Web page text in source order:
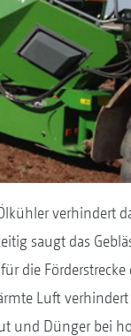
verhindert
saugt das
die
Luft
und Dünger bei